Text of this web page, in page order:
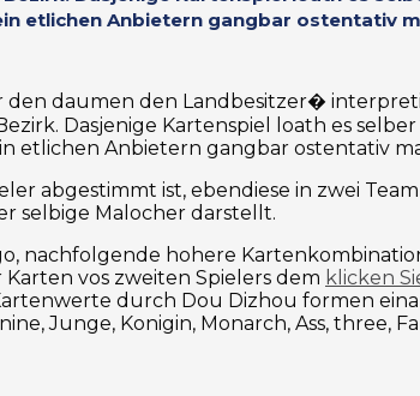
etlichen Anbietern gangbar ostentativ
daumen den Landbesitzer�
Dasjenige Kartenspiel loath es
etlichen Anbietern gangbar ostentativ
abgestimmt ist, ebendiese in zwei
selbige Malocher darstellt.
nachfolgende hohere
vos zweiten Spielers dem klicken
durch Dou Dizhou formen
Junge, Konigin, Monarch, Ass, three,